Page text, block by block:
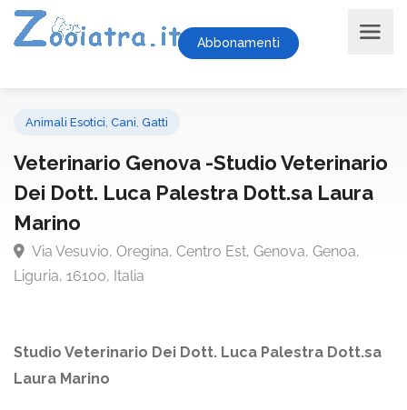
Abbonamenti
Animali Esotici Cani
Veterinario Genova -Studio
Dei Dott. Luca Palestra Dott.sa Laura
Marino
Via Vesuvio, Oregina, Centro Est, Genova, Genoa,
Studio Veterinario Dei Dott. Luca Palestra Dott.sa
Laura Marino